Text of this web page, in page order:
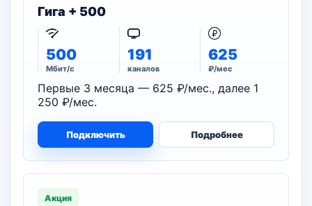
Гига + 500
500
Мбит/с
191
каналов
625
₽/мес
Первые 3 месяца — 625 ₽/мес., далее 1
250 ₽/мес.
Подключить Подробнее
Акция